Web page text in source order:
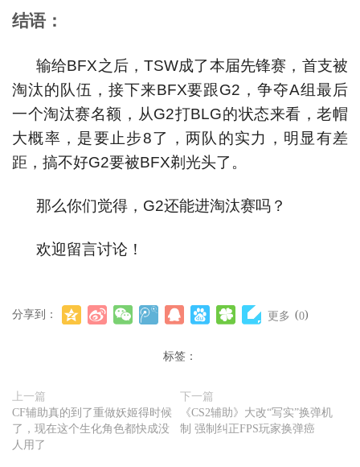
结语：
输给BFX之后，TSW成了本届先锋赛，首支被
淘汰的队伍，接下来BFX要跟G2，争夺A组最后
一个淘汰赛名额，从G2打BLG的状态来看，老帽
大概率，是要止步8了，两队的实力，明显有差
距，搞不好G2要被BFX剃光头了。
那么你们觉得，G2还能进淘汰赛吗？
欢迎留言讨论！
分享到： 更多 (0)
标签：
上一篇
CF辅助真的到了重做妖姬得时候
了，现在这个生化角色都快成没
人用了
下一篇
《CS2辅助》大改“写实”换弹机
制 强制纠正FPS玩家换弹癌